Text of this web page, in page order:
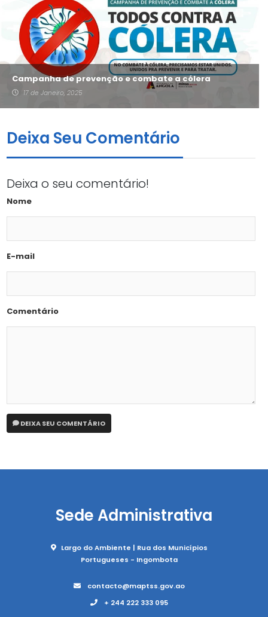
Campanha de prevenção e combate a cólera
17 de Janeiro, 2025
Deixa Seu Comentário
Deixa o seu comentário!
Nome
E-mail
Comentário
DEIXA SEU COMENTÁRIO
Sede Administrativa
Largo do Ambiente | Rua dos Municípios
Portugueses - Ingombota
contacto@maptss.gov.ao
+ 244 222 333 095